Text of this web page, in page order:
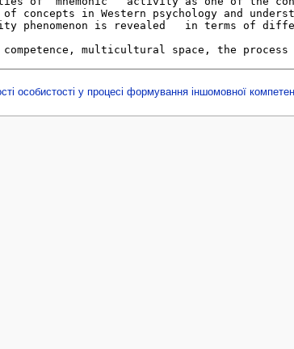
особистості у процесі формування іншомовної